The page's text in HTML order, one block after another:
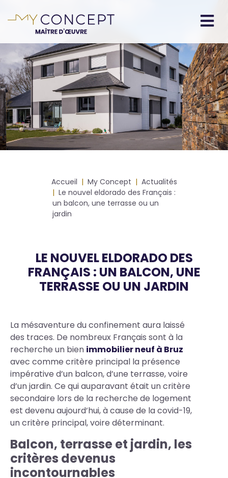
au
principal
principale
Fil
d'Ariane
Accueil My Concept
Actualités
Le nouvel eldorado des Français :
un balcon, une terrasse ou un
jardin
LE NOUVEL ELDORADO DES
FRANÇAIS : UN BALCON, UNE
TERRASSE OU UN JARDIN
Body
La mésaventure du confinement aura laissé
des traces. De nombreux Français sont à la
recherche un bien immobilier neuf à Bruz
avec comme critère principal la présence
impérative d’un balcon, d’une terrasse, voire
d’un jardin. Ce qui auparavant était un critère
secondaire lors de la recherche de logement
est devenu aujourd’hui, à cause de la covid-19,
un critère principal, voire déterminant.
Balcon, terrasse et jardin, les
critères devenus
incontournables